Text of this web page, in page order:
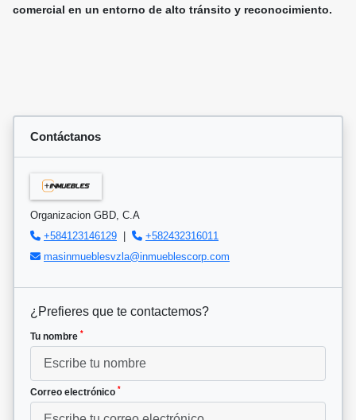
comercial en un entorno de alto tránsito y reconocimiento.
Contáctanos
Organizacion GBD, C.A
+584123146129 |
+582432316011
masinmueblesvzla@inmueblescorp.com
¿Prefieres que te contactemos?
Tu nombre *
Correo electrónico *